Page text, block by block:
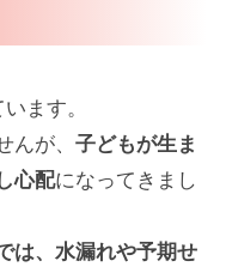
ます。
が、 子どもが生ま
心配になってきまし
は、水漏れや予期せ